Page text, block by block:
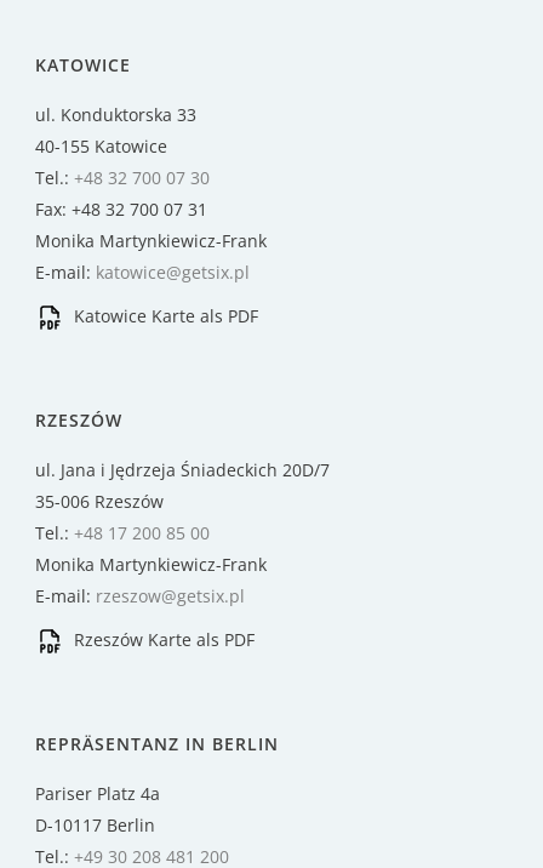
KATOWICE
ul. Konduktorska 33
40-155 Katowice
Tel.: +48 32 700 07 30
Fax: +48 32 700 07 31
Monika Martynkiewicz-Frank
E-mail: katowice@getsix.pl
Katowice Karte als PDF
RZESZÓW
ul. Jana i Jędrzeja Śniadeckich 20D/7
35-006 Rzeszów
Tel.: +48 17 200 85 00
Monika Martynkiewicz-Frank
E-mail: rzeszow@getsix.pl
Rzeszów Karte als PDF
REPRÄSENTANZ IN BERLIN
Pariser Platz 4a
D-10117 Berlin
Tel.: +49 30 208 481 200